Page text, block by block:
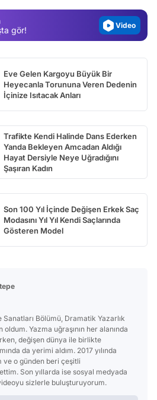
gör!
Video
Eve Gelen Kargoyu Büyük Bir
Heyecanla Torununa Veren Dedenin
İçinize Isıtacak Anları
Trafikte Kendi Halinde Dans Ederken
Yanda Bekleyen Amcadan Aldığı
Hayat Dersiyle Neye Uğradığını
Şaşıran Kadın
Son 100 Yıl İçinde Değişen Erkek Saç
Modasını Yıl Yıl Kendi Saçlarında
Gösteren Model
Bölümü, Dramatik Yazarlık
oldum. Yazma uğraşının her alanında
değişen dünya ile birlikte
da yerimi aldım. 2017 yılında
ve o günden beri çeşitli
Son yıllarda ise sosyal medyada
sizlerle buluşturuyorum.